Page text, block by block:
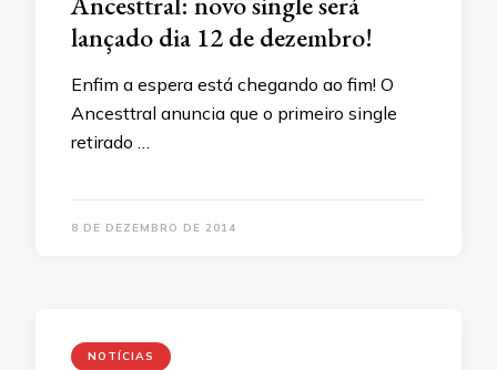
lançado dia 12 de dezembro!
Enfim a espera está chegando ao fim! O
Ancesttral anuncia que o primeiro single
retirado …
8 DE DEZEMBRO DE 2014
NOTÍCIAS